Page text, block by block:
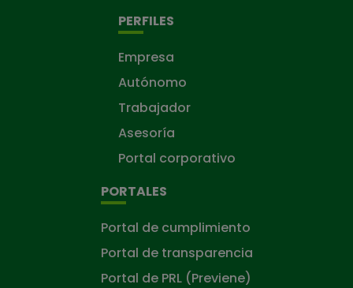
PERFILES
Empresa
Autónomo
Trabajador
Asesoría
Portal corporativo
PORTALES
Portal de cumplimiento
Portal de transparencia
Portal de PRL (Previene)